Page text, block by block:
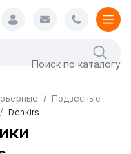
Подвесные
Denkirs